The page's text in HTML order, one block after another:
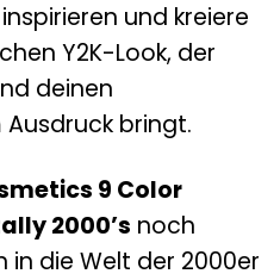
und kreiere
Y2K-Look, der
deinen
Ausdruck bringt.
9 Color
2000’s noch
die Welt der 2000er